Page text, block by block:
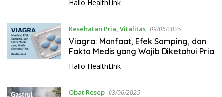
Hallo HealthLink
Kesehatan Pria, Vitalitas 09/06/2025
Viagra: Manfaat, Efek Samping, dan
Fakta Medis yang Wajib Diketahui Pria
Hallo HealthLink
Obat Resep 03/06/2025